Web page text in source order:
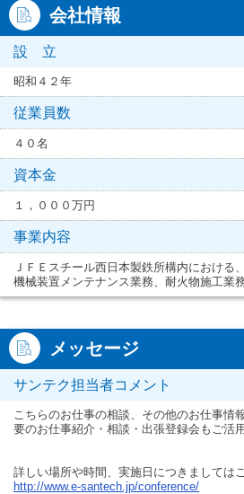
会社情報
設 立
昭和４２年
従業員数
４０名
資本金
１，０００万円
事業内容
ＪＦＥスチール西日本製鉄所構内における
機械装置メンテナンス業務、耐火物施工業
メッセージ
サンテク担当者コメント
こちらのお仕事の相談、その他のお仕事情
要のお仕事紹介・相談・出張登録会もご活
詳しい場所や時間、実施日につきましては
http://www.e-santech.jp/conference/